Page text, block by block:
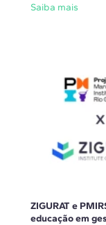
Saiba mais
ZIGURAT e
educação em